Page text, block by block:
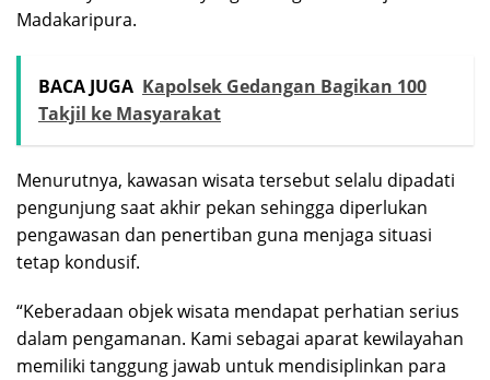
Madakaripura.
BACA JUGA Kapolsek Gedangan Bagikan 100
Takjil ke Masyarakat
Menurutnya, kawasan wisata tersebut selalu dipadati
pengunjung saat akhir pekan sehingga diperlukan
pengawasan dan penertiban guna menjaga situasi
tetap kondusif.
“Keberadaan objek wisata mendapat perhatian serius
dalam pengamanan. Kami sebagai aparat kewilayahan
memiliki tanggung jawab untuk mendisiplinkan para